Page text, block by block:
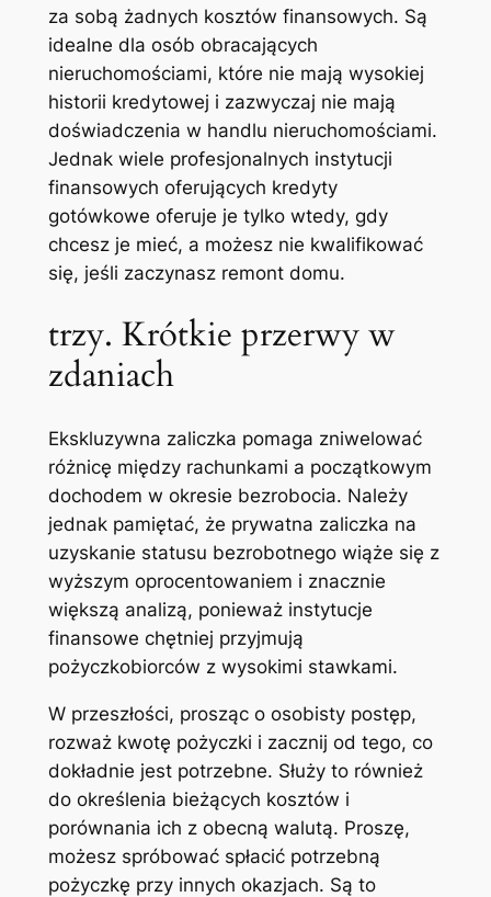
za sobą żadnych kosztów finansowych. Są
idealne dla osób obracających
nieruchomościami, które nie mają wysokiej
historii kredytowej i zazwyczaj nie mają
doświadczenia w handlu nieruchomościami.
Jednak wiele profesjonalnych instytucji
finansowych oferujących kredyty
gotówkowe oferuje je tylko wtedy, gdy
chcesz je mieć, a możesz nie kwalifikować
się, jeśli zaczynasz remont domu.
trzy. Krótkie przerwy w
zdaniach
Ekskluzywna zaliczka pomaga zniwelować
różnicę między rachunkami a początkowym
dochodem w okresie bezrobocia. Należy
jednak pamiętać, że prywatna zaliczka na
uzyskanie statusu bezrobotnego wiąże się z
wyższym oprocentowaniem i znacznie
większą analizą, ponieważ instytucje
finansowe chętniej przyjmują
pożyczkobiorców z wysokimi stawkami.
W przeszłości, prosząc o osobisty postęp,
rozważ kwotę pożyczki i zacznij od tego, co
dokładnie jest potrzebne. Służy to również
do określenia bieżących kosztów i
porównania ich z obecną walutą. Proszę,
możesz spróbować spłacić potrzebną
pożyczkę przy innych okazjach. Są to